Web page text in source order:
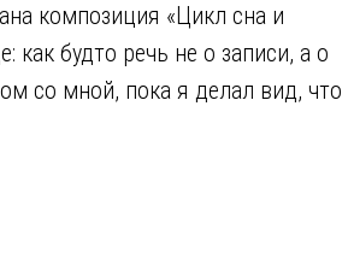
композиция «Цикл сна и
как будто речь не о записи, а о
со мной, пока я делал вид, что